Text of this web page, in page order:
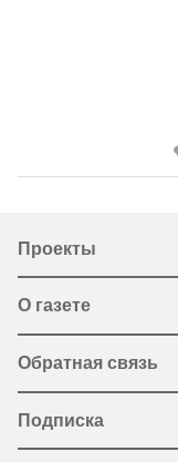
Проекты
О газете
Обратная связь
Подписка